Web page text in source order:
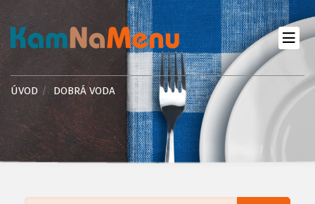
ÚVOD DOBRÁ VODA